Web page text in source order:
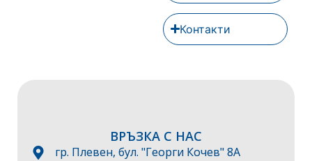
Контакти
ВРЪЗКА С НАС
гр. Плевен, бул. "Георги Кочев" 8А